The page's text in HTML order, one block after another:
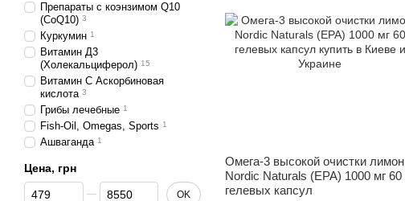
Омега-3 высокой очистки лимон
Nordic Naturals (EPA) 1000 мг 60
гелевых капсул
Препараты с коэнзимом Q10
(CoQ10) 3
Куркумин 1
Витамин Д3
(Холекальциферол) 15
Витамин С Аскорбиновая
кислота 3
Грибы лечебные 1
Fish-Oil, Omegas, Sports 1
Ашваганда 1
Цена, грн
От Цена, грн
До Цена, грн OK